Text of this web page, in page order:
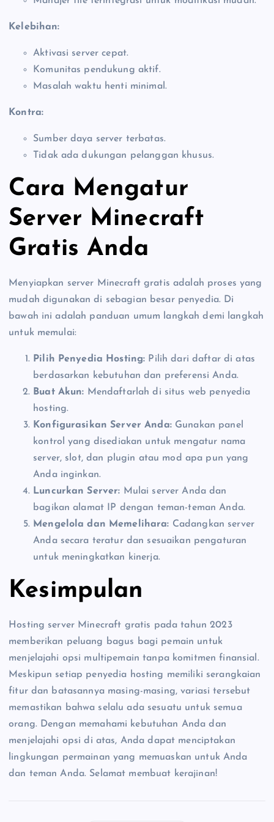
Kelebihan:
Aktivasi server cepat.
Komunitas pendukung aktif.
Masalah waktu henti minimal.
Kontra:
Sumber daya server terbatas.
Tidak ada dukungan pelanggan khusus.
Cara Mengatur
Server Minecraft
Gratis Anda
Menyiapkan server Minecraft gratis adalah proses yang
mudah digunakan di sebagian besar penyedia. Di
bawah ini adalah panduan umum langkah demi langkah
untuk memulai:
Pilih Penyedia Hosting: Pilih dari daftar di atas
berdasarkan kebutuhan dan preferensi Anda.
Buat Akun: Mendaftarlah di situs web penyedia
hosting.
Konfigurasikan Server Anda:Gunakan panel
kontrol yang disediakan untuk mengatur nama
server, slot, dan plugin atau mod apa pun yang
Anda inginkan.
Luncurkan Server: Mulai server Anda dan
bagikan alamat IP dengan teman-teman Anda.
Mengelola dan Memelihara: Cadangkan server
Anda secara teratur dan sesuaikan pengaturan
untuk meningkatkan kinerja.
Kesimpulan
Hosting server Minecraft gratis pada tahun 2023
memberikan peluang bagus bagi pemain untuk
menjelajahi opsi multipemain tanpa komitmen finansial.
Meskipun setiap penyedia hosting memiliki serangkaian
fitur dan batasannya masing-masing, variasi tersebut
memastikan bahwa selalu ada sesuatu untuk semua
orang. Dengan memahami kebutuhan Anda dan
menjelajahi opsi di atas, Anda dapat menciptakan
lingkungan permainan yang memuaskan untuk Anda
dan teman Anda. Selamat membuat kerajinan!